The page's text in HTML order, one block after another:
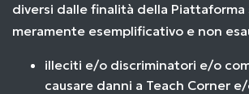
diversi dalle finalità della
meramente esemplificativo e non
illeciti e/o discriminatori e/o
causare danni a Teach Corner